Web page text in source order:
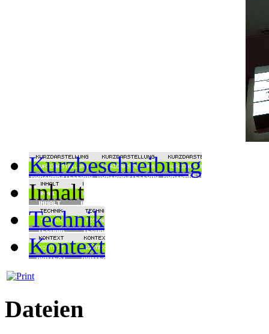
Kurzbeschreibung
Inhalt
Technik
Kontext
Dateien